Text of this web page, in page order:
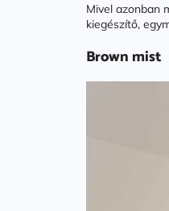
Mivel azonban
kiegészítő,
Brown mist